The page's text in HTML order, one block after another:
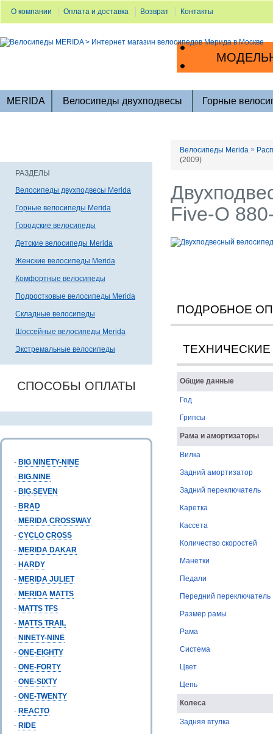
О компании Оплата и доставка Возврат Контакты
MERIDA Велосипеды двухподвесы Горные
РАЗДЕЛЫ
Велосипеды двухподвесы Merida
Горные велосипеды Merida
Городские велосипеды
Детские велосипеды Merida
Женские велосипеды Merida
Комфортные велосипеды
Подростковые велосипеды Merida
Складные велосипеды
Шоссейные велосипеды Merida
Экстремальные велосипеды
СПОСОБЫ ОПЛАТЫ
- BIG NINETY-NINE
- BIG.NINE
- BIG.SEVEN
- BRAD
- MERIDA CROSSWAY
- CYCLO CROSS
- MERIDA DAKAR
- HARDY
- MERIDA JULIET
- MERIDA MATTS
- MATTS TFS
- MATTS TRAIL
- NINETY-NINE
- ONE-EIGHTY
- ONE-FORTY
- ONE-SIXTY
- ONE-TWENTY
- REACTO
- RIDE
Велосипеды Merida »
(2009)
Five-O
ПОДРОБНОЕ
ТЕХНИЧЕСКИЕ
Общие данные
Год
Грипсы
Рама и амортизаторы
Вилка
Задний амортизатор
Задний переключатель
Каретка
Кассета
Количество скоростей
Манетки
Педали
Передний переключатель
Размер рамы
Рама
Система
Цвет
Цепь
Колеса
Задняя втулка